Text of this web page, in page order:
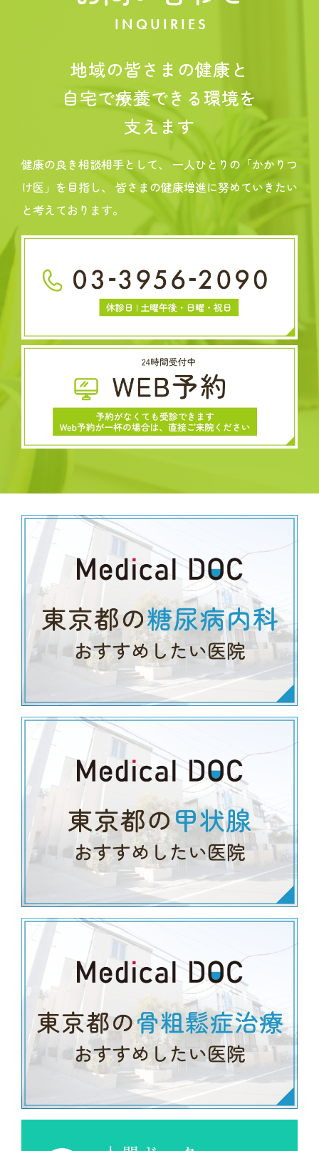
INQUIRIES
地域の皆さまの健康と
自宅で療養できる環境を
支えます
健康の良き相談相手として、 一人ひとりの「かかりつ
け医」を目指し、皆さまの健康増進に努めていきたい
と考えております。